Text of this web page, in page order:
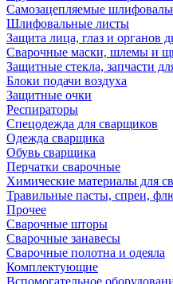
Самозацепляемые
Шлифовальные листы
Защита лица, глаз и органов
Сварочные маски, шлемы и
Защитные стекла, запчасти
Блоки подачи воздуха
Защитные очки
Респираторы
Спецодежда для сварщиков
Одежда сварщика
Обувь сварщика
Перчатки сварочные
Химические материалы для
Травильные пасты, спреи,
Прочее
Сварочные шторы
Сварочные занавесы
Сварочные полотна и одеяла
Комплектующие
Вспомогательное